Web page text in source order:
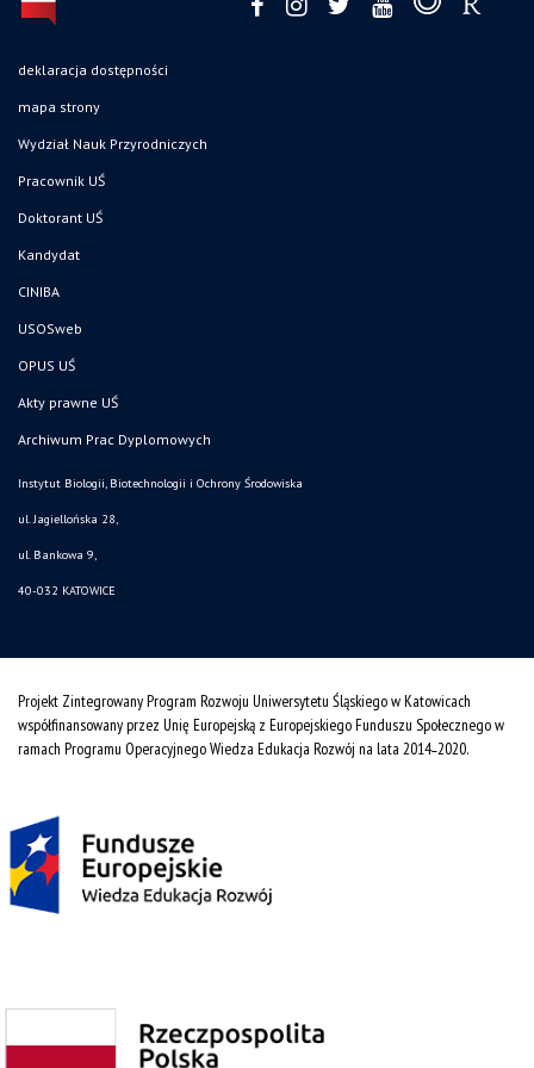
deklaracja dostępności
mapa strony
Wydział Nauk Przyrodniczych
Pracownik UŚ
Doktorant UŚ
Kandydat
CINIBA
USOSweb
OPUS UŚ
Akty prawne UŚ
Archiwum Prac Dyplomowych
Instytut Biologii, Biotechnologii i Ochrony Środowiska
ul. Jagiellońska 28,
ul. Bankowa 9,
40-032 KATOWICE
Projekt Zintegrowany Program Rozwoju Uniwersytetu Śląskiego w Katowicach
współfinansowany przez Unię Europejską z Europejskiego Funduszu Społecznego w
ramach Programu Operacyjnego Wiedza Edukacja Rozwój na lata 2014˗2020.